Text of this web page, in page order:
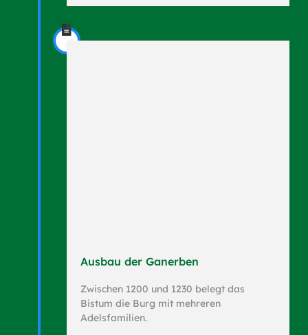
Ausbau der Ganerben
Zwischen 1200 und 1230 belegt das
Bistum die Burg mit mehreren
Adelsfamilien.